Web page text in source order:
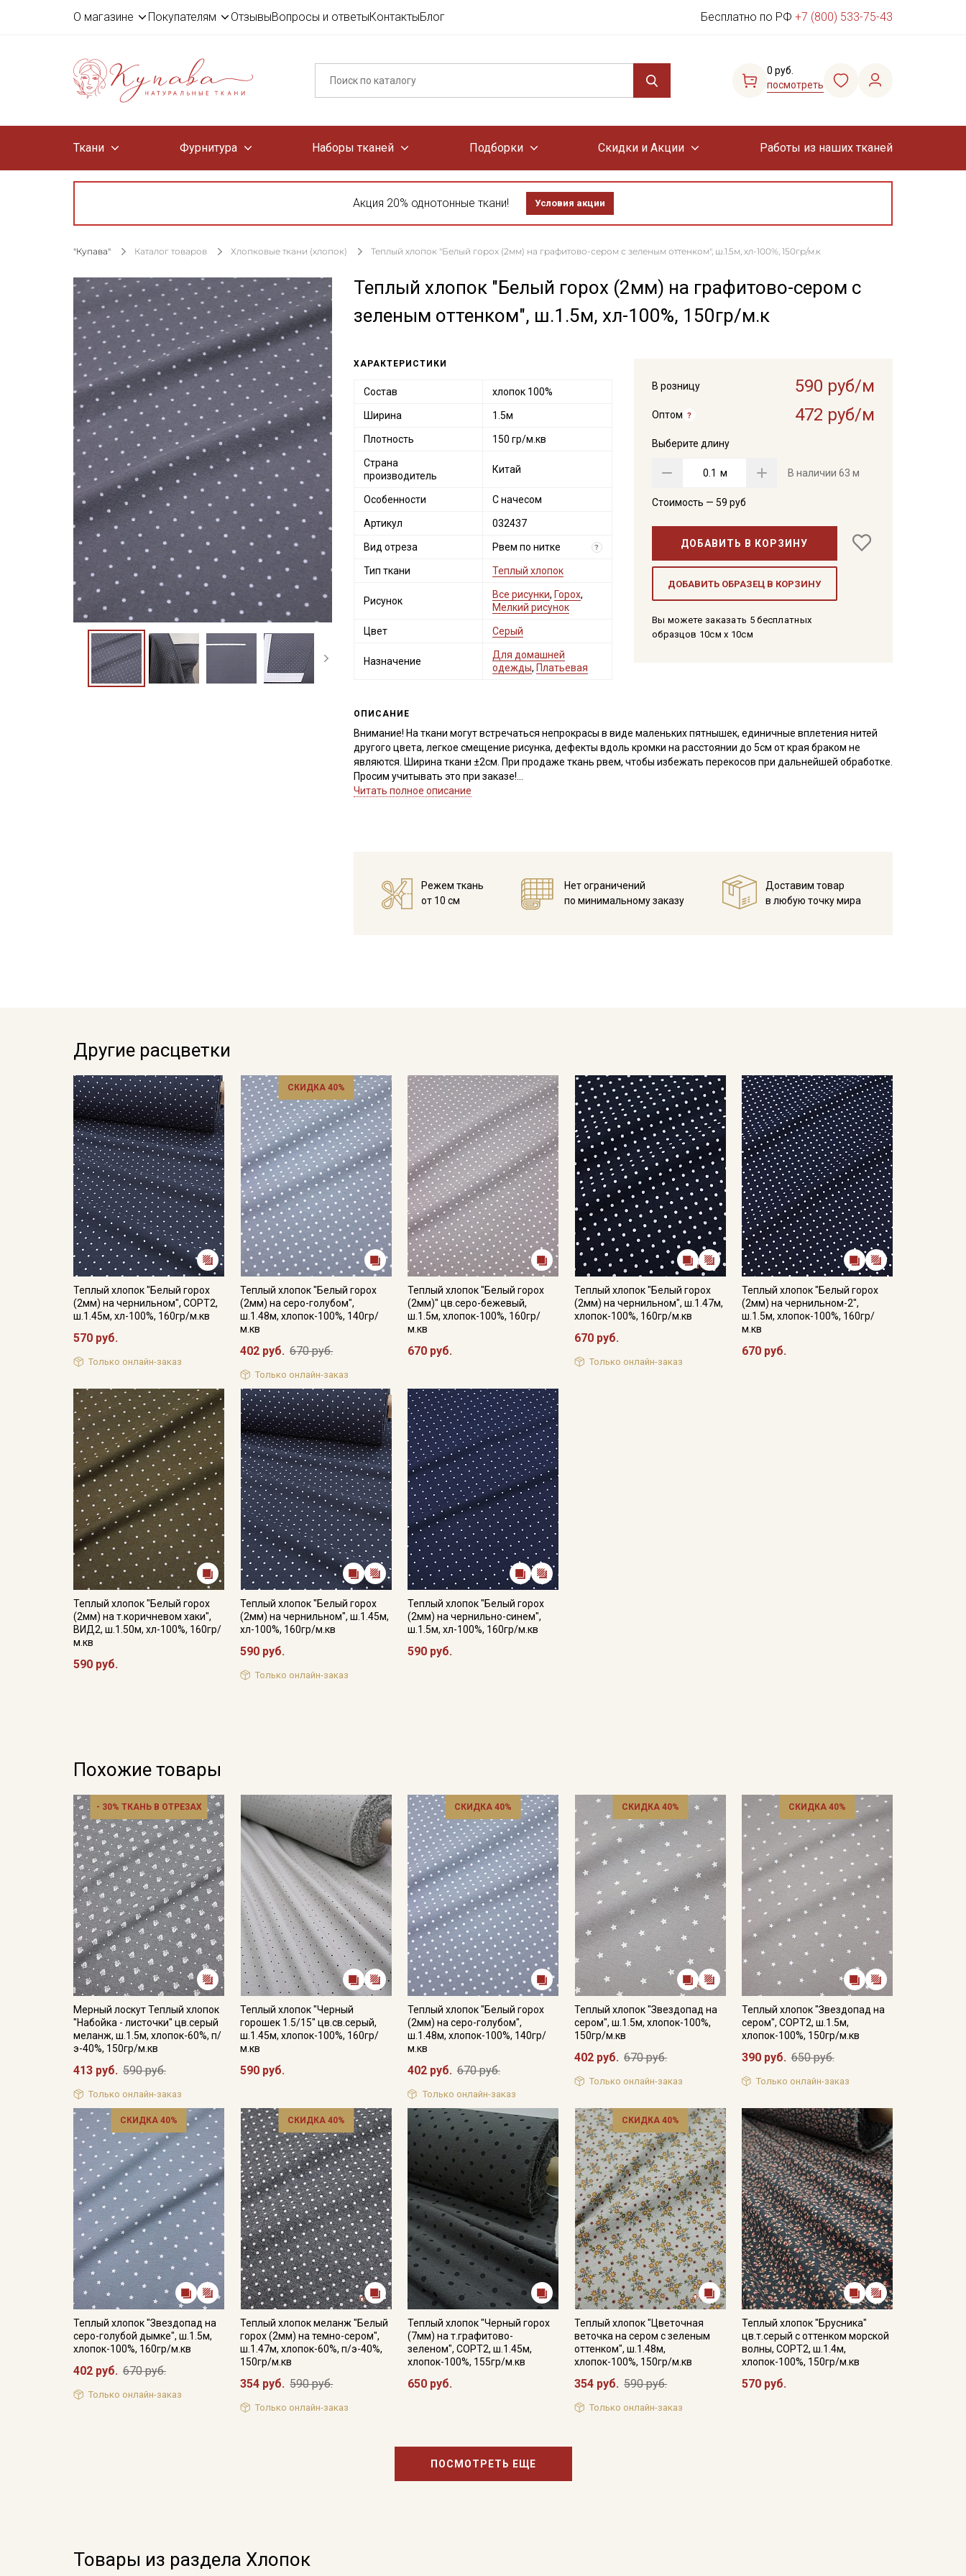
О магазине Покупателям ОтзывыВопросы и ответыКонтактыБлог Бесплатно по РФ +7 (800) 533-75-43
0 руб.
посмотреть
Ткани Фурнитура Наборы тканей Подборки Скидки и Акции Работы из наших тканей
Акция 20% однотонные ткани! Условия акции
"Купава" Каталог товаров Хлопковые ткани (хлопок) Теплый хлопок "Белый горох (2мм) на графитово-сером с зеленым оттенком", ш.1.5м, хл-100%, 150гр/м.к
Теплый хлопок "Белый горох (2мм) на графитово-сером с
зеленым оттенком", ш.1.5м, хл-100%, 150гр/м.к
В розницу 590 руб/м
Оптом 472 руб/м
Выберите длину
м В наличии 63 м
Стоимость — 59 руб
ДОБАВИТЬ В КОРЗИНУ
ДОБАВИТЬ ОБРАЗЕЦ В КОРЗИНУ
Вы можете заказать 5 бесплатных
образцов 10см x 10см
ХАРАКТЕРИСТИКИ
Состав хлопок 100%
Ширина 1.5м
Плотность 150 гр/м.кв
Страна
производитель
Китай
Особенности С начесом
Артикул 032437
Вид отреза Рвем по нитке ?
Тип ткани Теплый хлопок
Рисунок
Все рисунки, Горох,
Мелкий рисунок
Цвет Серый
Назначение
Для домашней
одежды, Платьевая
ОПИСАНИЕ
Внимание! На ткани могут встречаться непрокрасы в виде маленьких пятнышек, единичные вплетения нитей
другого цвета, легкое смещение рисунка, дефекты вдоль кромки на расстоянии до 5см от края браком не
являются. Ширина ткани ±2см. При продаже ткань рвем, чтобы избежать перекосов при дальнейшей обработке.
Просим учитывать это при заказе!
высушите в 1 слой и прогладьте с осторожностью с изнанки. Яркие расцветки рекомендуется сначала
прополоскать до прозрачной воды.
Читать полное описание
Режем ткань
от 10 см
Нет ограничений
по минимальному заказу
Доставим товар
в любую точку мира
Другие расцветки
Теплый хлопок "Белый горох
(2мм) на чернильном", СОРТ2,
ш.1.45м, хл-100%, 160гр/м.кв
570 руб.
Только онлайн-заказ
СКИДКА 40%
Теплый хлопок "Белый горох
(2мм) на серо-голубом",
ш.1.48м, хлопок-100%, 140гр/
м.кв
402 руб. 670 руб.
Только онлайн-заказ
Теплый хлопок "Белый горох
(2мм)" цв.серо-бежевый,
ш.1.5м, хлопок-100%, 160гр/
м.кв
670 руб.
Теплый хлопок "Белый горох
(2мм) на чернильном", ш.1.47м,
хлопок-100%, 160гр/м.кв
670 руб.
Только онлайн-заказ
Теплый хлопок "Белый горох
(2мм) на чернильном-2",
ш.1.5м, хлопок-100%, 160гр/
м.кв
670 руб.
Теплый хлопок "Белый горох
(2мм) на т.коричневом хаки",
ВИД2, ш.1.50м, хл-100%, 160гр/
м.кв
590 руб.
Теплый хлопок "Белый горох
(2мм) на чернильном", ш.1.45м,
хл-100%, 160гр/м.кв
590 руб.
Только онлайн-заказ
Теплый хлопок "Белый горох
(2мм) на чернильно-синем",
ш.1.5м, хл-100%, 160гр/м.кв
590 руб.
Похожие товары
- 30% ТКАНЬ В ОТРЕЗАХ
Мерный лоскут Теплый хлопок
"Набойка - листочки" цв.серый
меланж, ш.1.5м, хлопок-60%, п/
э-40%, 150гр/м.кв
413 руб. 590 руб.
Только онлайн-заказ
Теплый хлопок "Черный
горошек 1.5/15" цв.св.серый,
ш.1.45м, хлопок-100%, 160гр/
м.кв
590 руб.
СКИДКА 40%
Теплый хлопок "Белый горох
(2мм) на серо-голубом",
ш.1.48м, хлопок-100%, 140гр/
м.кв
402 руб. 670 руб.
Только онлайн-заказ
СКИДКА 40%
Теплый хлопок "Звездопад на
сером", ш.1.5м, хлопок-100%,
150гр/м.кв
402 руб. 670 руб.
Только онлайн-заказ
СКИДКА 40%
Теплый хлопок "Звездопад на
сером", СОРТ2, ш.1.5м,
хлопок-100%, 150гр/м.кв
390 руб. 650 руб.
Только онлайн-заказ
СКИДКА 40%
Теплый хлопок "Звездопад на
серо-голубой дымке", ш.1.5м,
хлопок-100%, 160гр/м.кв
402 руб. 670 руб.
Только онлайн-заказ
СКИДКА 40%
Теплый хлопок меланж "Белый
горох (2мм) на темно-сером",
ш.1.47м, хлопок-60%, п/э-40%,
150гр/м.кв
354 руб. 590 руб.
Только онлайн-заказ
Теплый хлопок "Черный горох
(7мм) на т.графитово-
зеленом", СОРТ2, ш.1.45м,
хлопок-100%, 155гр/м.кв
650 руб.
СКИДКА 40%
Теплый хлопок "Цветочная
веточка на сером с зеленым
оттенком", ш.1.48м,
хлопок-100%, 150гр/м.кв
354 руб. 590 руб.
Только онлайн-заказ
Теплый хлопок "Брусника"
цв.т.серый с оттенком морской
волны, СОРТ2, ш.1.4м,
хлопок-100%, 150гр/м.кв
570 руб.
ПОСМОТРЕТЬ ЕЩЕ
Товары из раздела Хлопок
Секретная рассылка от
Купава
Мы публикуем здесь дополнительные
промокоды и скидки до 30% на узкие
категории тканей
Электронная почта